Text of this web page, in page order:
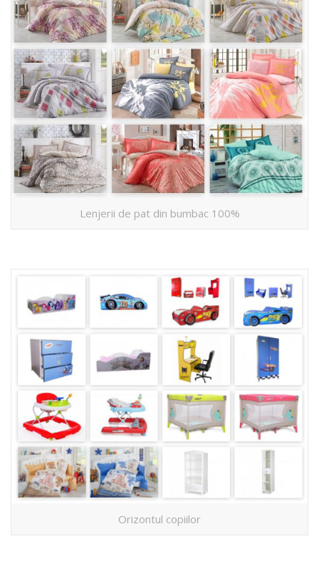
Lenjerii de pat din bumbac 100%
Orizontul copiilor